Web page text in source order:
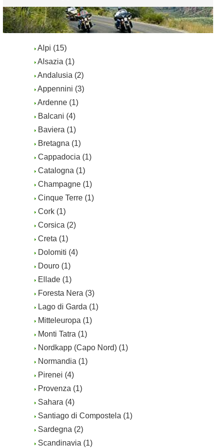
Alpi (15)
Alsazia (1)
Andalusia (2)
Appennini (3)
Ardenne (1)
Balcani (4)
Baviera (1)
Bretagna (1)
Cappadocia (1)
Catalogna (1)
Champagne (1)
Cinque Terre (1)
Cork (1)
Corsica (2)
Creta (1)
Dolomiti (4)
Douro (1)
Ellade (1)
Foresta Nera (3)
Lago di Garda (1)
Mitteleuropa (1)
Monti Tatra (1)
Nordkapp (Capo Nord) (1)
Normandia (1)
Pirenei (4)
Provenza (1)
Sahara (4)
Santiago di Compostela (1)
Sardegna (2)
Scandinavia (1)